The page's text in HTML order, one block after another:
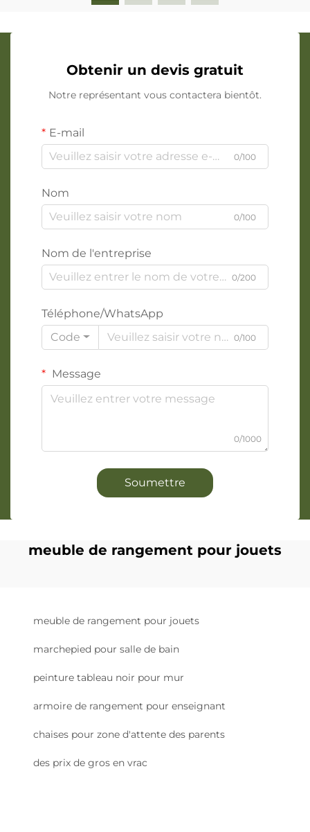
Obtenir un devis gratuit
Notre représentant vous contactera bientôt.
E-mail
0/100
Nom
0/100
Nom de l'entreprise
0/200
Téléphone/WhatsApp
Code
0/100
Message
0/1000
Soumettre
meuble de rangement pour jouets
meuble de rangement pour jouets
marchepied pour salle de bain
peinture tableau noir pour mur
armoire de rangement pour enseignant
chaises pour zone d'attente des parents
des prix de gros en vrac